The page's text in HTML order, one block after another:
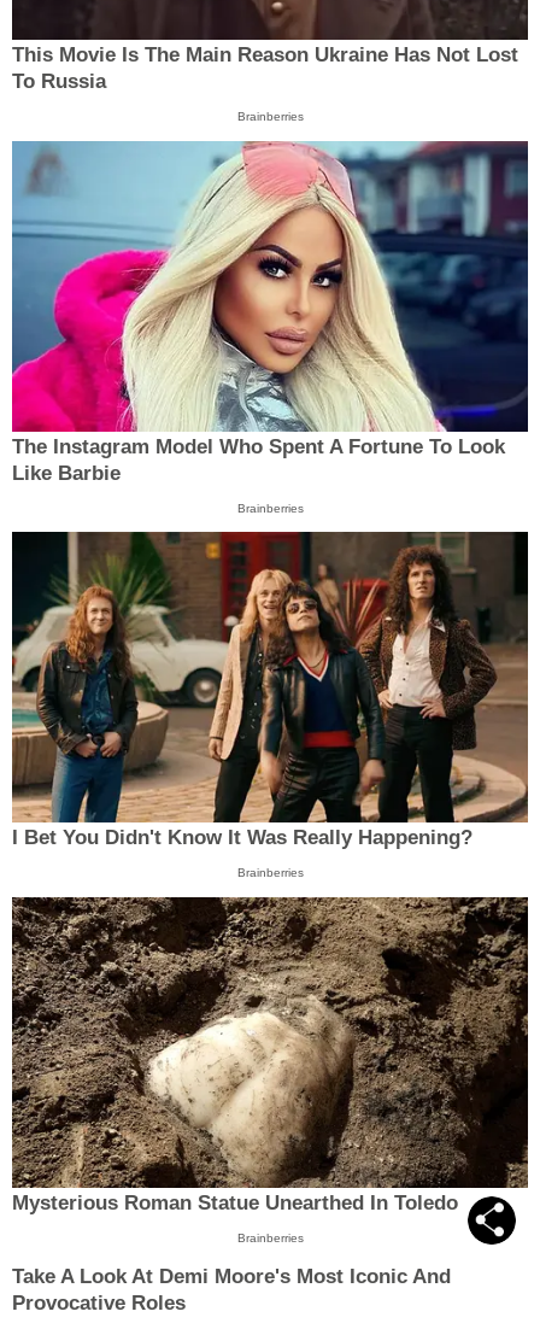
This Movie Is The Main Reason Ukraine Has Not Lost
To Russia
Brainberries
The Instagram Model Who Spent A Fortune To Look
Like Barbie
Brainberries
I Bet You Didn't Know It Was Really Happening?
Brainberries
Mysterious Roman Statue Unearthed In Toledo
Brainberries
Take A Look At Demi Moore's Most Iconic And
Provocative Roles